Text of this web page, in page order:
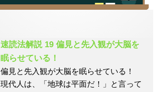
速読法解説 19 偏見と先入観が大脳を
眠らせている！
偏見と先入観が大脳を眠らせている！
現代人は、「地球は平面だ！」と言って